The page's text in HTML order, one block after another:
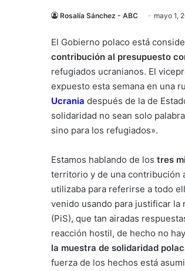
Rosalía Sánchez - ABC mayo 1,
El Gobierno polaco está
contribución al presupuesto
refugiados ucranianos. El
expuesto esta semana en una
Ucrania después de la de
solidaridad no sean solo
sino para los refugiados».
Estamos hablando de los tres
territorio y de una contribución
utilizaba para referirse a todo
venido usando para justificar
(PiS), que tan airadas
reacción hostil, de hecho no
la muestra de solidaridad
fuerza de los hechos está